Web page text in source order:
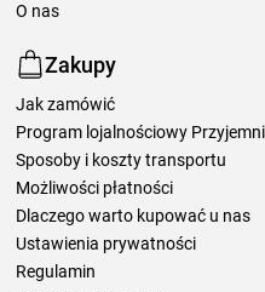
O nas
Zakupy
Jak zamówić
Program lojalnościowy
Sposoby i koszty transportu
Możliwości płatności
Dlaczego warto kupować u nas
Ustawienia prywatności
Regulamin